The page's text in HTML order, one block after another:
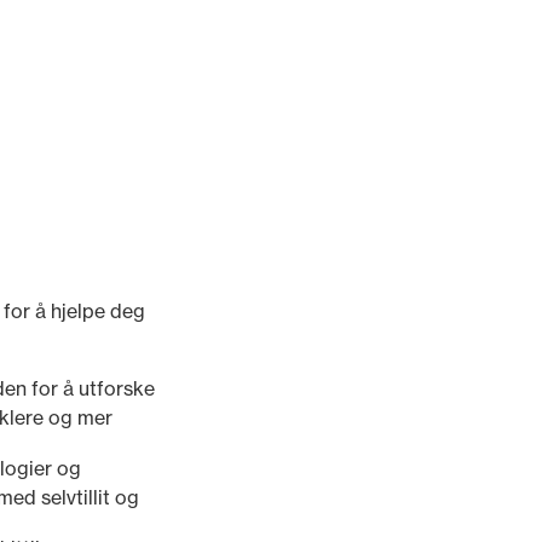
å hjelpe deg
for å utforske
og mer
og
selvtillit og